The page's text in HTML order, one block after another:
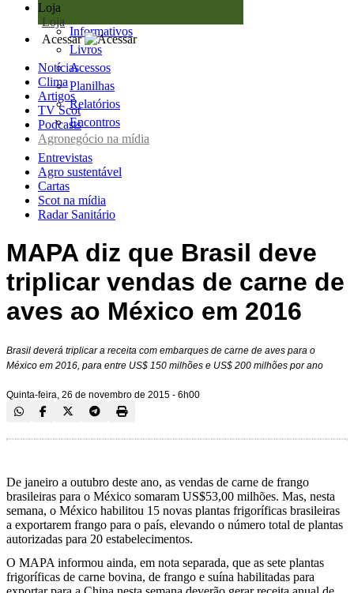
Loja
Loja
Informativos
Livros
Acessos
Planilhas
Relatórios
Encontros
Acessar
Notícias
Clima
Artigos
TV Scot
Podcasts
Agronegócio na mídia
Entrevistas
Agro sustentável
Cartas
Scot na mídia
Radar Sanitário
MAPA diz que Brasil deve
triplicar vendas de carne de
aves ao México em 2016
Brasil deverá triplicar a receita com embarques de carne de aves para o
México em 2016, para entre US$ 150 milhões e US$ 200 milhões por ano
Quinta-feira, 26 de novembro de 2015 - 6h00
De janeiro a outubro deste ano, as vendas de carne de frango
brasileiras para o México somaram US$53,00 milhões. Mas, nesta
semana, o México habilitou 15 novas plantas frigoríficas brasileiras
a exportarem frango para o país, elevando o número total de plantas
autorizadas para 20 estabelecimentos.
O MAPA informou ainda, em nota separada, que as sete plantas
frigoríficas de carne bovina, de frango e suína habilitadas para